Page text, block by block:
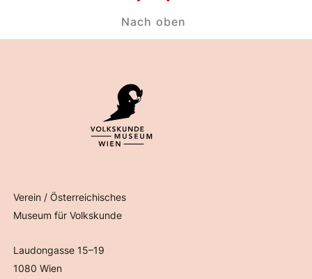
Verein / Österreichisches
Museum für Volkskunde
Laudongasse 15–19
1080 Wien
Nach oben